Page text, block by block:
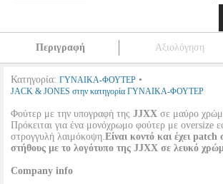
Περιγραφή Αξιολόγηση
Κατηγορία: ΓΥΝΑΙΚΑ-ΦΟΥΤΕΡ •
JACK & JONES στην κατηγορία ΓΥΝΑΙΚΑ-ΦΟΥΤΕΡ
Φούτερ με την υπογραφή της JJXX σε μαύρο
Πρόκειται για ένα μονόχρωμο φούτερ με oversize
στρογγυλή λαιμόκοψη.Είναι κοντό και έχει patch
στήθους με το λογότυπο της JJXX σε λευκό
Company info